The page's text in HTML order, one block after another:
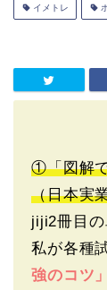
イメトレ
①「図解
（日本実
jiji2冊目の
私が各種
強のコツ